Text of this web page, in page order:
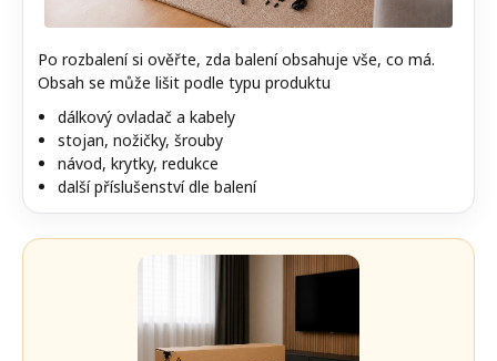
Po rozbalení si ověřte, zda balení obsahuje vše, co má.
Obsah se může lišit podle typu produktu
dálkový ovladač a kabely
stojan, nožičky, šrouby
návod, krytky, redukce
další příslušenství dle balení